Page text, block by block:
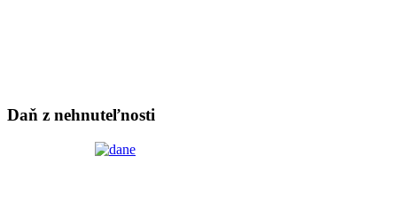
Daň z nehnuteľnosti